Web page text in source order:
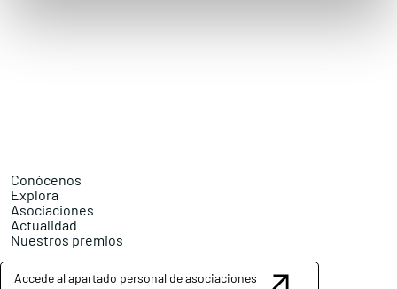
Conócenos
Explora
Asociaciones
Actualidad
Nuestros premios
Accede al apartado personal de asociaciones